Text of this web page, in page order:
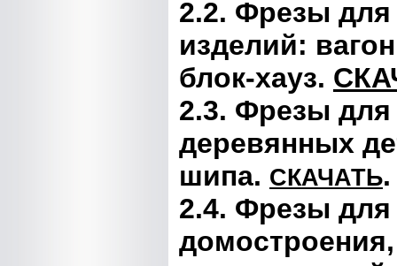
2.2. Фрезы
изделий:
блок-хауз.
2.3. Фрезы
деревянных
шипа. СКАЧАТЬ.
2.4. Фрезы для